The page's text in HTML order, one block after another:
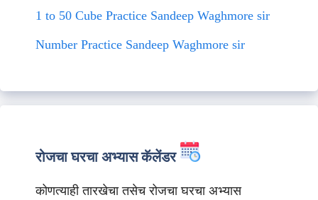
1 to 50 Cube Practice Sandeep Waghmore sir
Number Practice Sandeep Waghmore sir
रोजचा घरचा अभ्यास कॅलेंडर
कोणत्याही तारखेचा तसेच रोजचा घरचा अभ्यास